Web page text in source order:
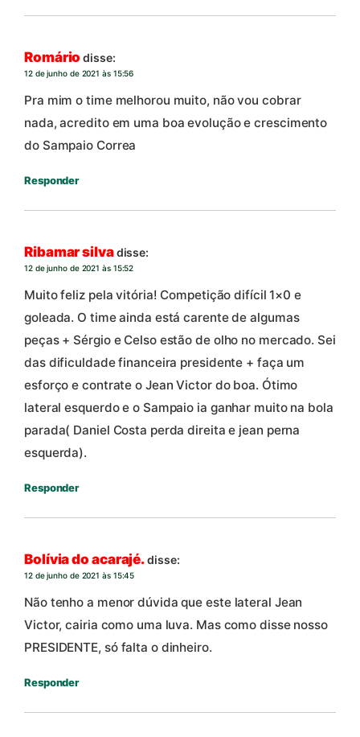
Romário disse:
12 de junho de 2021 às 15:56
Pra mim o time melhorou muito, não vou cobrar
nada, acredito em uma boa evolução e crescimento
do Sampaio Correa
Responder
Ribamar silvadisse:
12 de junho de 2021 às 15:52
Muito feliz pela vitória! Competição difícil 1×0 e
goleada. O time ainda está carente de algumas
peças + Sérgio e Celso estão de olho no mercado. Sei
das dificuldade financeira presidente + faça um
esforço e contrate o Jean Victor do boa. Ótimo
lateral esquerdo e o Sampaio ia ganhar muito na bola
parada( Daniel Costa perda direita e jean perna
esquerda).
Responder
Bolívia do acarajé.disse:
12 de junho de 2021 às 15:45
Não tenho a menor dúvida que este lateral Jean
Victor, cairia como uma luva. Mas como disse nosso
PRESIDENTE, só falta o dinheiro.
Responder